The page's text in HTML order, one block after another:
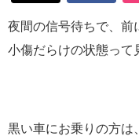
夜間の信号待ちで、前
小傷だらけの状態って
黒い車にお乗りの方は